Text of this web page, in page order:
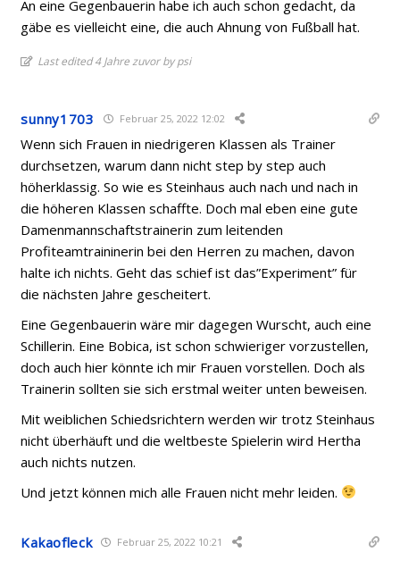
An eine Gegenbauerin habe ich auch schon gedacht, da
gäbe es vielleicht eine, die auch Ahnung von Fußball hat.
Last edited 4 Jahre zuvor by psi
sunny1703 Februar 25, 2022 12:02
Wenn sich Frauen in niedrigeren Klassen als Trainer
durchsetzen, warum dann nicht step by step auch
höherklassig. So wie es Steinhaus auch nach und nach in
die höheren Klassen schaffte. Doch mal eben eine gute
Damenmannschaftstrainerin zum leitenden
Profiteamtraininerin bei den Herren zu machen, davon
halte ich nichts. Geht das schief ist das”Experiment” für
die nächsten Jahre gescheitert.
Eine Gegenbauerin wäre mir dagegen Wurscht, auch eine
Schillerin. Eine Bobica, ist schon schwieriger vorzustellen,
doch auch hier könnte ich mir Frauen vorstellen. Doch als
Trainerin sollten sie sich erstmal weiter unten beweisen.
Mit weiblichen Schiedsrichtern werden wir trotz Steinhaus
nicht überhäuft und die weltbeste Spielerin wird Hertha
auch nichts nutzen.
Und jetzt können mich alle Frauen nicht mehr leiden.
Kakaofleck Februar 25, 2022 10:21